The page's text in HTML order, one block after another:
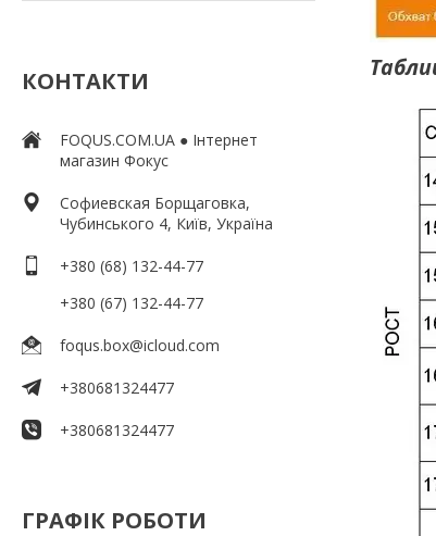
КОНТАКТИ
FOQUS.COM.UA ● Інтернет
магазин Фокус
Софиевская Борщаговка,
Чубинського 4, Київ, Україна
+380 (68) 132-44-77
+380 (67) 132-44-77
foqus.box@icloud.com
+380681324477
+380681324477
ГРАФІК РОБОТИ